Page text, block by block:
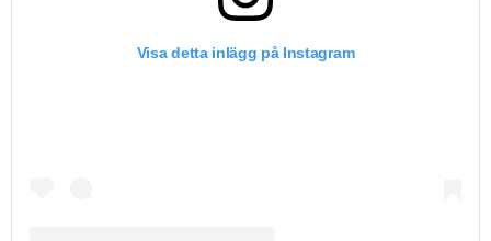
Visa detta inlägg på Instagram